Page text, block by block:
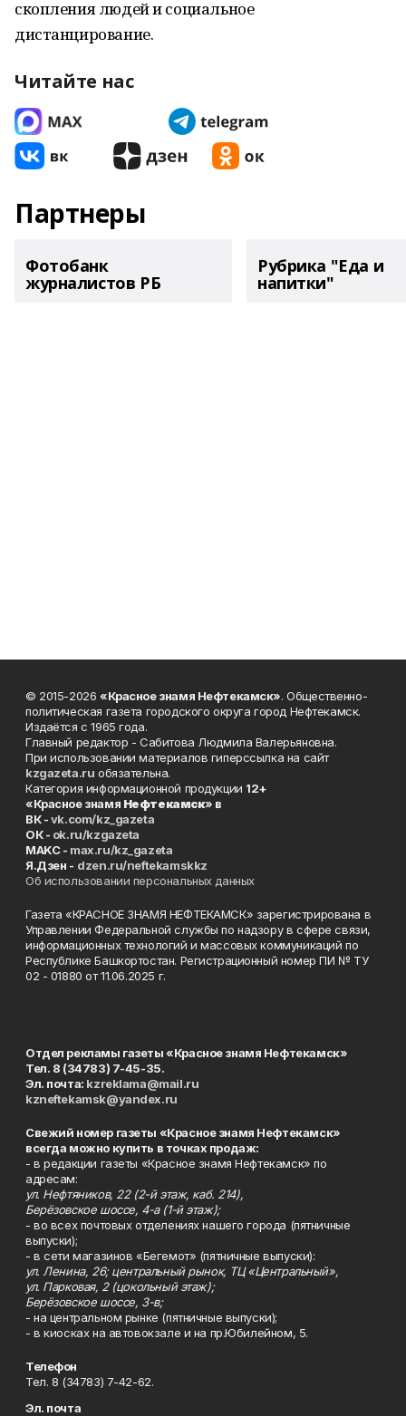
скопления людей и социальное
дистанцирование.
Читайте нас
Партнеры
Фотобанк
журналистов РБ
Рубрика "Еда и
напитки"
© 2015-2026 «Красное знамя Нефтекамск». Общественно-
политическая газета городского округа город Нефтекамск.
Издаётся с 1965 года.
Главный редактор - Сабитова Людмила Валерьяновна.
При использовании материалов гиперссылка на сайт
kzgazeta.ru обязательна.
Категория информационной продукции 12+
«Красное знамя Нефтекамск» в
ВК -vk.com/kz_gazeta
ОК - ok.ru/kzgazeta
MAKC - max.ru/kz_gazeta
Я.Дзен - dzen.ru/neftekamskkz
Об использовании персональных данных
Газета «КРАСНОЕ ЗНАМЯ НЕФТЕКАМСК» зарегистрирована в
Управлении Федеральной службы по надзору в сфере связи,
информационных технологий и массовых коммуникаций по
Республике Башкортостан. Регистрационный номер ПИ № ТУ
02 - 01880 от 11.06.2025 г.
Отдел рекламы газеты «Красное знамя Нефтекамск»
Тел. 8 (34783) 7-45-35.
Эл. почта: kzreklama@mail.ru
kzneftekamsk@yandex.ru
Свежий номер газеты «Красное знамя Нефтекамск»
всегда можно купить в точках продаж:
- в редакции газеты «Красное знамя Нефтекамск» по
адресам:
ул. Нефтяников, 22 (2-й этаж, каб. 214),
Берёзовское шоссе, 4-а (1-й этаж);
- во всех почтовых отделениях нашего города (пятничные
выпуски);
- в сети магазинов «Бегемот» (пятничные выпуски):
ул. Ленина, 26; центральный рынок, ТЦ «Центральный»,
ул. Парковая, 2 (цокольный этаж);
Берёзовское шоссе, 3-в;
- на центральном рынке (пятничные выпуски);
- в киосках на автовокзале и на пр.Юбилейном, 5.
Телефон
Тел. 8 (34783) 7-42-62.
Эл. почта